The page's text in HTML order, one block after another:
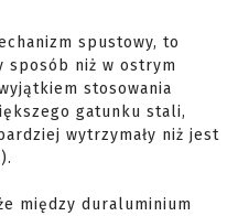
spustowy, to
sposób niż w ostrym
stosowania
gatunku stali,
wytrzymały niż jest
między duraluminium